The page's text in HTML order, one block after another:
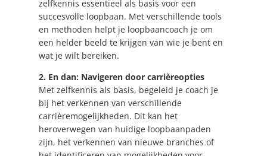
zelfkennis essentieel als basis voor een
succesvolle loopbaan. Met verschillende tools
en methoden helpt je loopbaancoach je om
een helder beeld te krijgen van wie je bent en
wat je wilt bereiken.
2. En dan: Navigeren door carrièreopties
Met zelfkennis als basis, begeleid je coach je
bij het verkennen van verschillende
carrièremogelijkheden. Dit kan het
heroverwegen van huidige loopbaanpaden
zijn, het verkennen van nieuwe branches of